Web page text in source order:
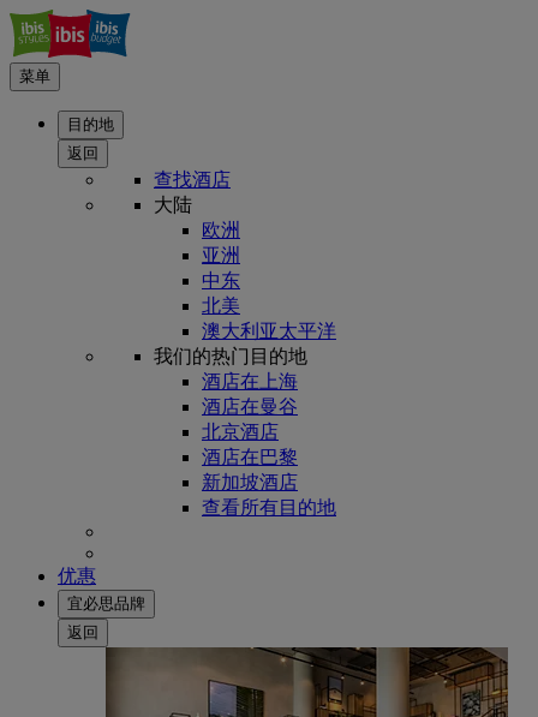
菜单
目的地
返回
查找酒店
大陆
欧洲
亚洲
中东
北美
澳大利亚太平洋
我们的热门目的地
酒店在上海
酒店在曼谷
北京酒店
酒店在巴黎
新加坡酒店
查看所有目的地
优惠
宜必思品牌
返回